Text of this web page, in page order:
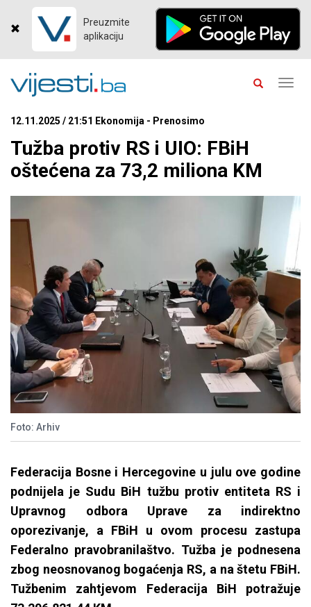
Preuzmite
aplikaciju
12.11.2025 / 21:51 Ekonomija - Prenosimo
Tužba protiv RS i UIO: FBiH
oštećena za 73,2 miliona KM
Foto: Arhiv
Federacija Bosne i Hercegovine u julu ove godine
podnijela je Sudu BiH tužbu protiv entiteta RS i
Upravnog odbora Uprave za indirektno
oporezivanje, a FBiH u ovom procesu zastupa
Federalno pravobranilaštvo. Tužba je podnesena
zbog neosnovanog bogaćenja RS, a na štetu FBiH.
Tužbenim zahtjevom Federacija BiH potražuje